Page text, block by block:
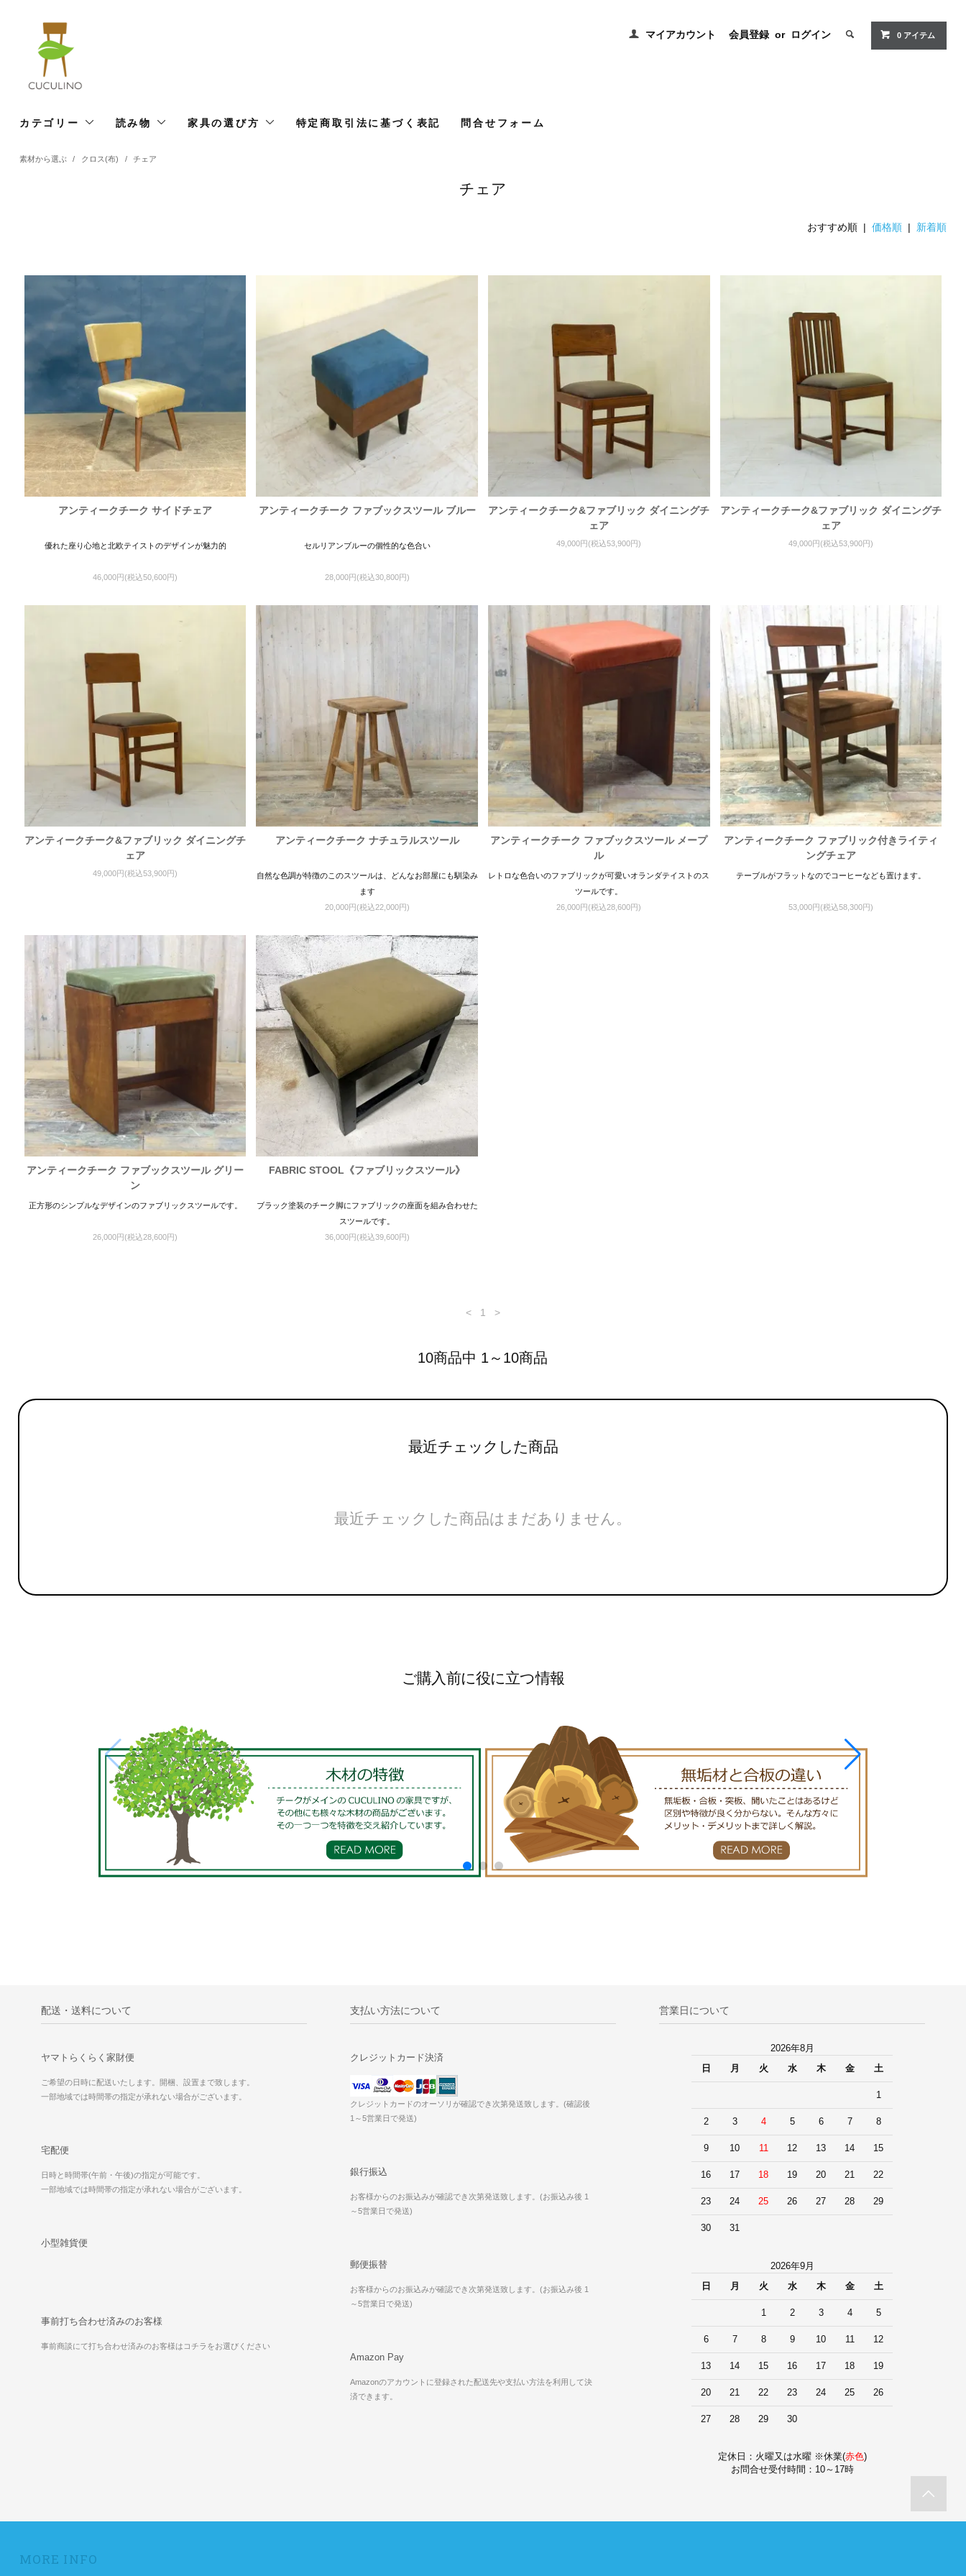
マイアカウント 会員登録 or ログイン 0 アイテム
カテゴリー 読み物 家具の選び方 特定商取引法に基づく表記 問合せフォーム
素材から選ぶ / クロス(布) / チェア
チェア
おすすめ順 |価格順 | 新着順
アンティークチーク サイドチェア
優れた座り心地と北欧テイストのデザインが魅力的
46,000円(税込50,600円)
アンティークチーク ファブックスツール ブルー
セルリアンブルーの個性的な色合い
28,000円(税込30,800円)
アンティークチーク&ファブリック ダイニングチ
ェア
49,000円(税込53,900円)
アンティークチーク&ファブリック ダイニングチ
ェア
49,000円(税込53,900円)
アンティークチーク&ファブリック ダイニングチ
ェア
49,000円(税込53,900円)
アンティークチーク ナチュラルスツール
自然な色調が特徴のこのスツールは、どんなお部屋にも馴染み
ます
20,000円(税込22,000円)
アンティークチーク ファブックスツール メープ
ル
レトロな色合いのファブリックが可愛いオランダテイストのス
ツールです。
26,000円(税込28,600円)
アンティークチーク ファブリック付きライティ
ングチェア
テーブルがフラットなのでコーヒーなども置けます。
53,000円(税込58,300円)
アンティークチーク ファブックスツール グリー
ン
正方形のシンプルなデザインのファブリックスツールです。
26,000円(税込28,600円)
FABRIC STOOL《ファブリックスツール》
ブラック塗装のチーク脚にファブリックの座面を組み合わせた
スツールです。
36,000円(税込39,600円)
< 1 >
10商品中 1～10商品
最近チェックした商品
最近チェックした商品はまだありません。
ご購入前に役に立つ情報
配送・送料について
ヤマトらくらく家財便
ご希望の日時に配送いたします。開梱、設置まで致します。
一部地域では時間帯の指定が承れない場合がございます。
宅配便
日時と時間帯(午前・午後)の指定が可能です。
一部地域では時間帯の指定が承れない場合がございます。
小型雑貨便
事前打ち合わせ済みのお客様
事前商談にて打ち合わせ済みのお客様はコチラをお選びください
支払い方法について
クレジットカード決済
クレジットカードのオーソリが確認でき次第発送致します。(確認後
1～5営業日で発送)
銀行振込
お客様からのお振込みが確認でき次第発送致します。(お振込み後 1
～5営業日で発送)
郵便振替
お客様からのお振込みが確認でき次第発送致します。(お振込み後 1
～5営業日で発送)
Amazon Pay
Amazonのアカウントに登録された配送先や支払い方法を利用して決
済できます。
営業日について
2026年8月
日
月 火 水 木 金 土
1
2 3 4 5 6 7 8
9 10 11 12 13 14 15
16 17 18 19 20 21 22
23 24 25 26 27 28 29
30 31
2026年9月
日
月 火 水 木 金 土
1 2 3 4 5
6 7 8 9 10 11 12
13 14 15 16 17 18 19
20 21 22 23 24 25 26
27 28 29 30
定休日：火曜又は水曜 ※休業(赤色)
お問合せ受付時間：10～17時
MORE INFO